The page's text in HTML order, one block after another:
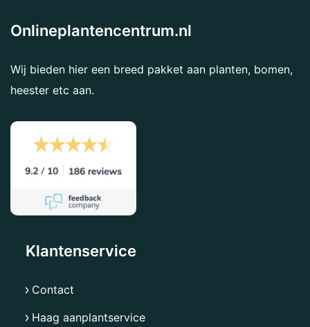
Onlineplantencentrum.nl
Wij bieden hier een breed pakket aan planten, bomen,
heester etc aan.
Klantenservice
Contact
Haag aanplantservice